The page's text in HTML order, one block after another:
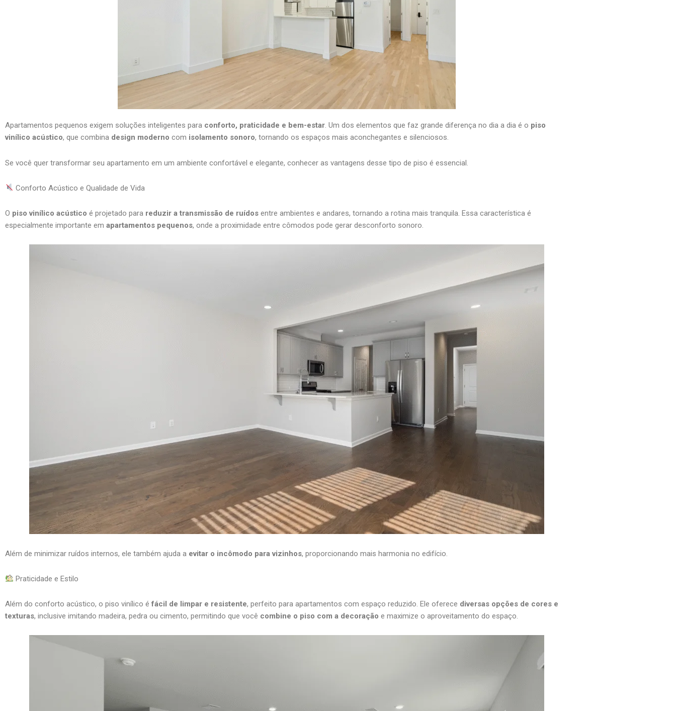
Apartamentos pequenos exigem soluções inteligentes para conforto, praticidade e bem-estar. Um dos elementos que faz grande diferença no dia a dia é o piso
vinílico acústico, que combina design moderno com isolamento sonoro, tornando os espaços mais aconchegantes e silenciosos.
Se você quer transformar seu apartamento em um ambiente confortável e elegante, conhecer as vantagens desse tipo de piso é essencial.
Conforto Acústico e Qualidade de Vida
O piso vinílico acústico é projetado para reduzir a transmissão de ruídos entre ambientes e andares, tornando a rotina mais tranquila. Essa característica é
especialmente importante em apartamentos pequenos, onde a proximidade entre cômodos pode gerar desconforto sonoro.
Além de minimizar ruídos internos, ele também ajuda a evitar o incômodo para vizinhos, proporcionando mais harmonia no edifício.
Praticidade e Estilo
Além do conforto acústico, o piso vinílico éfácil de limpar e resistente, perfeito para apartamentos com espaço reduzido. Ele oferece diversas opções de cores e
texturas, inclusive imitando madeira, pedra ou cimento, permitindo que você combine o piso com a decoração e maximize o aproveitamento do espaço.